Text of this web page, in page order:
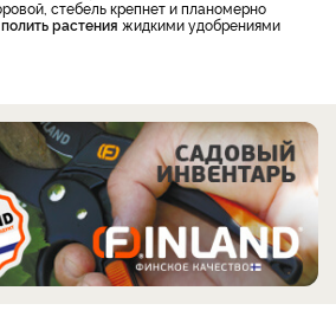
полить растенияжидкими удобрениями